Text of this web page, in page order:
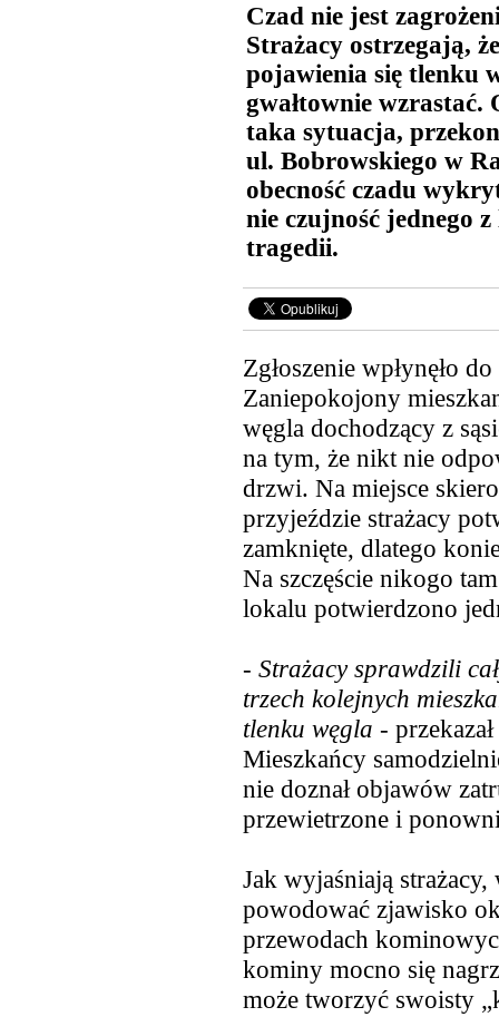
Czad nie jest
Strażacy ostrzegają,
pojawienia się tlenku
gwałtownie wzrastać.
taka sytuacja,
ul. Bobrowskiego w
obecność czadu
nie czujność jednego
tragedii.
Zgłoszenie wpłynęło
Zaniepokojony
węgla dochodzący z
na tym, że nikt nie
drzwi. Na miejsce
przyjeździe strażacy
zamknięte, dlatego
Na szczęście nikogo
lokalu potwierdzono
- Strażacy sprawdzili
trzech kolejnych
tlenku węgla -
Mieszkańcy
nie doznał objawów
przewietrzone i
Jak wyjaśniają
powodować zjawisko
przewodach
kominy mocno się
może tworzyć swoisty